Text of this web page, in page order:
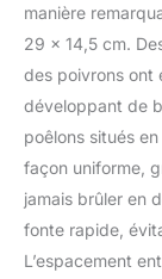
manière
29 x 14,5 cm.
des poivrons ont
développant de
poêlons situés
façon uniforme,
jamais brûler en
fonte rapide,
L’espacement